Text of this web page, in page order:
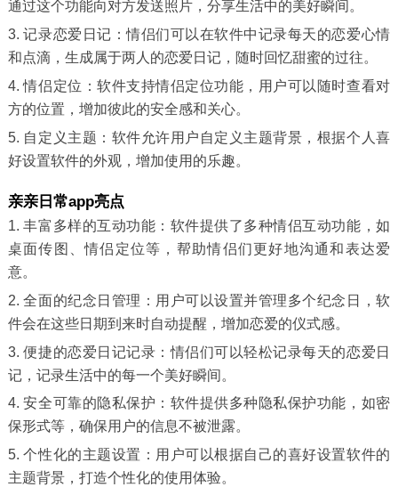
通过这个功能向对方发送照片，分享生活中的美好瞬间。
3. 记录恋爱日记：情侣们可以在软件中记录每天的恋爱心情
和点滴，生成属于两人的恋爱日记，随时回忆甜蜜的过往。
4. 情侣定位：软件支持情侣定位功能，用户可以随时查看对
方的位置，增加彼此的安全感和关心。
5. 自定义主题：软件允许用户自定义主题背景，根据个人喜
好设置软件的外观，增加使用的乐趣。
亲亲日常app亮点
1. 丰富多样的互动功能：软件提供了多种情侣互动功能，如
桌面传图、情侣定位等，帮助情侣们更好地沟通和表达爱
意。
2. 全面的纪念日管理：用户可以设置并管理多个纪念日，软
件会在这些日期到来时自动提醒，增加恋爱的仪式感。
3. 便捷的恋爱日记记录：情侣们可以轻松记录每天的恋爱日
记，记录生活中的每一个美好瞬间。
4. 安全可靠的隐私保护：软件提供多种隐私保护功能，如密
保形式等，确保用户的信息不被泄露。
5. 个性化的主题设置：用户可以根据自己的喜好设置软件的
主题背景，打造个性化的使用体验。